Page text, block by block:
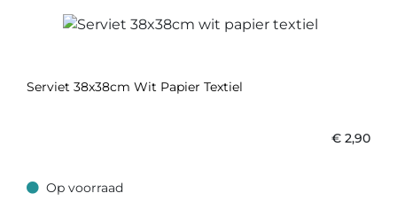
Serviet 38x38cm Wit Papier Textiel
€ 2,90
Op voorraad
Op voorraad